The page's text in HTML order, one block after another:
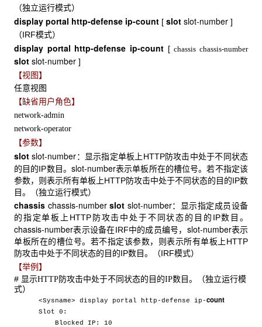
（独立运行模式）
display portal http-defense ip-count [ slot slot-number ]
（IRF模式）
display portal http-defense ip-count [chassis chassis-number
slot slot-number ]
【视图】
任意视图
【缺省用户角色】
network-admin
network-operator
【参数】
slot slot-number：显示指定单板上HTTP防攻击中处于不同状态
的目的IP数目。 slot-number表示单板所在的槽位号。若不指定该
参数，则表示所有单板上HTTP防攻击中处于不同状态的目的IP数
目。（独立运行模式）
chassis chassis-number slot slot-number：显示指定成员设备
的指定单板上HTTP防攻击中处于不同状态的目的IP数目。
chassis-number表示设备在IRF中的成员编号， slot-number表示
单板所在的槽位号。若不指定该参数，则表示所有单板上HTTP
防攻击中处于不同状态的目的IP数目。（IRF模式）
【举例】
# 显示HTTP防攻击中处于不同状态的目的IP数目。（独立运行模
式）
<Sysname> display portal http-defense ip-count
Slot 0:
Blocked IP: 10